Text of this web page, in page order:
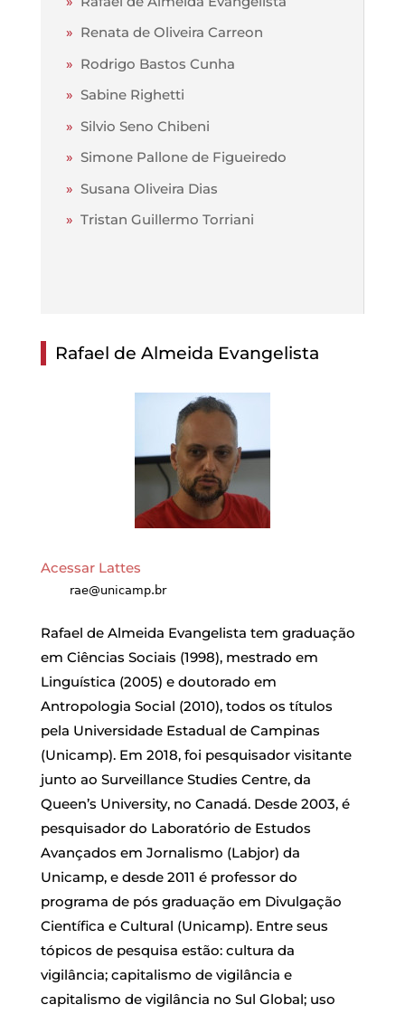
» Renata de Oliveira Carreon
» Rodrigo Bastos Cunha
» Sabine Righetti
» Silvio Seno Chibeni
» Simone Pallone de Figueiredo
» Susana Oliveira Dias
» Tristan Guillermo Torriani
Rafael de Almeida Evangelista
Acessar Lattes
Rafael de Almeida Evangelista tem graduação
em Ciências Sociais (1998), mestrado em
Linguística (2005) e doutorado em
Antropologia Social (2010), todos os títulos
pela Universidade Estadual de Campinas
(Unicamp). Em 2018, foi pesquisador visitante
junto ao Surveillance Studies Centre, da
Queen’s University, no Canadá. Desde 2003, é
pesquisador do Laboratório de Estudos
Avançados em Jornalismo (Labjor) da
Unicamp, e desde 2011 é professor do
programa de pós graduação em Divulgação
Científica e Cultural (Unicamp). Entre seus
tópicos de pesquisa estão: cultura da
vigilância; capitalismo de vigilância e
capitalismo de vigilância no Sul Global; uso